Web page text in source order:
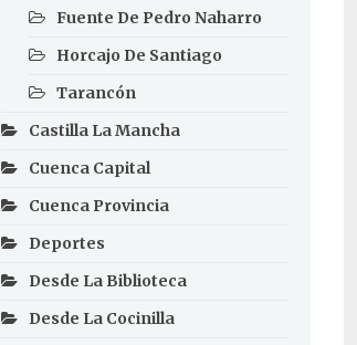
Fuente De Pedro Naharro
Horcajo De Santiago
Tarancón
Castilla La Mancha
Cuenca Capital
Cuenca Provincia
Deportes
Desde La Biblioteca
Desde La Cocinilla